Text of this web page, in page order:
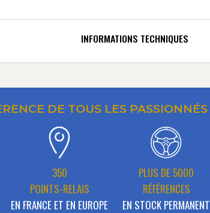
INFORMATIONS TECHNIQUES
DE TOUS LES PASSIONNÉS
350
POINTS-RELAIS
EN FRANCE ET EN EUROPE
PLUS DE 5000
RÉFÉRENCES
EN STOCK PERMANENT